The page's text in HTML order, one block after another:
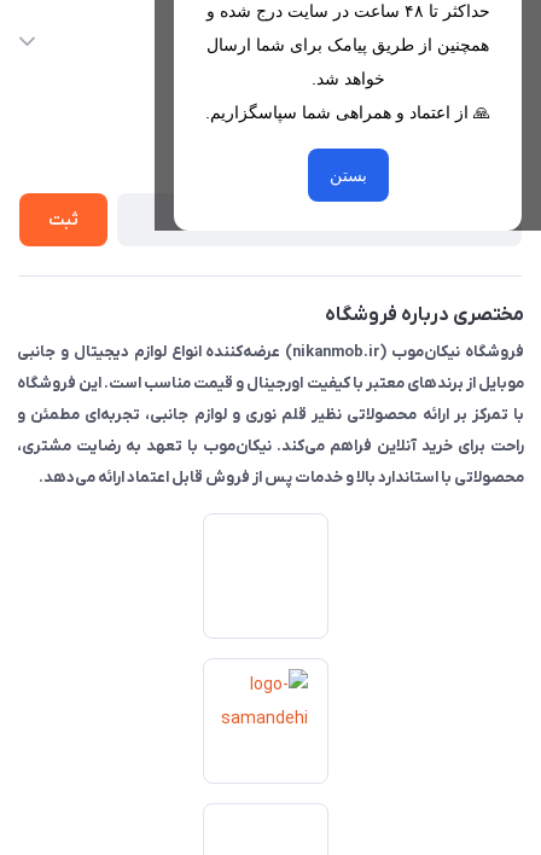
حداکثر تا ۴۸ ساعت در سایت درج شده و
همچنین از طریق پیامک برای شما ارسال
خواهد شد.
🙏 از اعتماد و همراهی شما سپاسگزاریم.
بستن
nikanmobstore@gmail.com
هرمزگان، بندرخمیر، شهرک رودبار
لیست محصولات
خدمات مشتریان
حریم خصوصی
از جدید‌ترین تخفیف‌ها با‌ خبر شوید
ثبت
مختصری درباره فروشگاه
فروشگاه نیکان‌موب (nikanmob.ir) عرضه‌کننده انواع لوازم دیجیتال و جانبی
موبایل از برندهای معتبر با کیفیت اورجینال و قیمت مناسب است. این فروشگاه
با تمرکز بر ارائه محصولاتی نظیر قلم نوری و لوازم جانبی، تجربه‌ای مطمئن و
راحت برای خرید آنلاین فراهم می‌کند. نیکان‌موب با تعهد به رضایت مشتری،
محصولاتی با استاندارد بالا و خدمات پس از فروش قابل اعتماد ارائه می‌دهد.